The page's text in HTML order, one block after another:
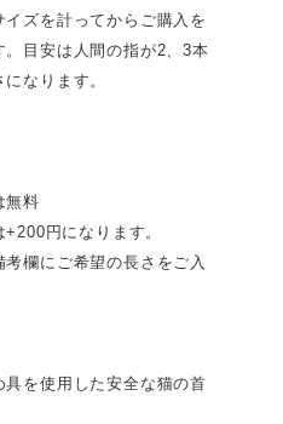
ズを計ってからご購入を
。目安は人間の指が2、3本
なります。
無料
円になります。
考欄にご希望の長さをご入
具を使用した安全な猫の首